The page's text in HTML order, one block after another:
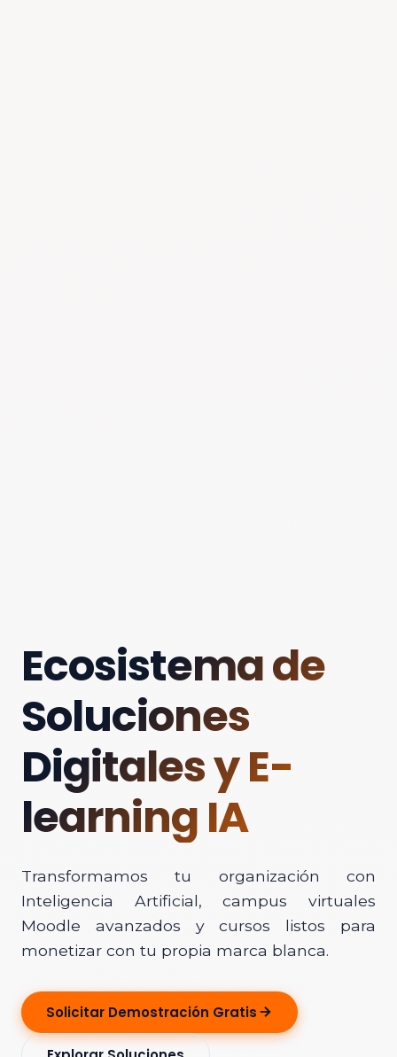
Ecosistema de
Soluciones
Digitales y E-
learning IA
Transformamos tu organización con
Inteligencia Artificial, campus virtuales
Moodle avanzados y cursos listos para
monetizar con tu propia marca blanca.
Solicitar Demostración Gratis